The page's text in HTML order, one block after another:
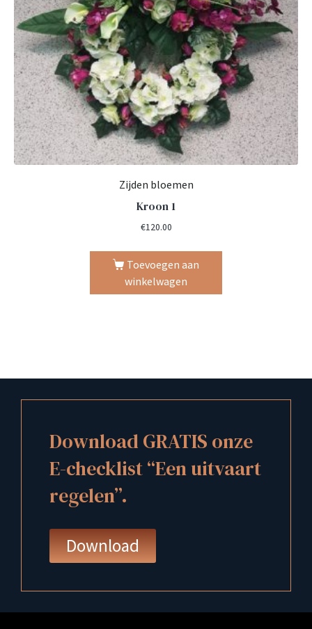
Zijden bloemen
Kroon 1
€120.00
Toevoegen aan
winkelwagen
Download GRATIS onze
E-checklist “Een uitvaart
regelen”.
Download